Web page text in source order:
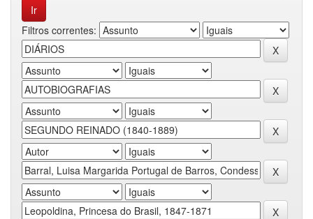
Filtros correntes: